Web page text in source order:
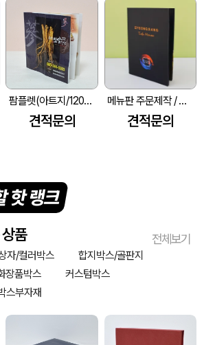
팜플렛(아트지/120g) (200*200mm)
견적문의
메뉴판 주문제작 / 소책자 메뉴판 / 책자형 메뉴판
견적문의
핫 랭크
품 전체보기
자/컬러박스
합지박스/골판지
장품박스
커스텀박스
스부자재